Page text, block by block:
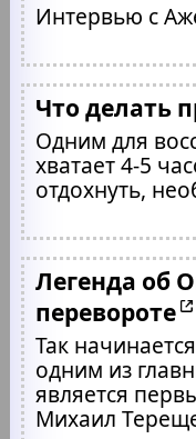
Интервью с
Что делать
Одним для
хватает 4-5
отдохнуть,
Легенда об Октябрьском
перевороте
Так
одним из
является
Михаил